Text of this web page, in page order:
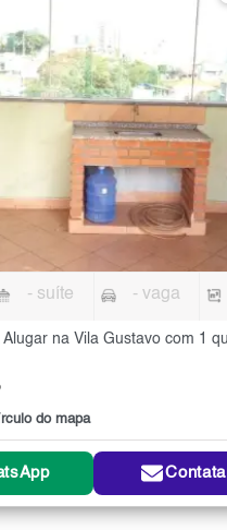
- suíte - vaga
na Vila Gustavo com 1
do mapa